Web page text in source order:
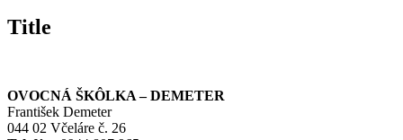
Title
OVOCNÁ ŠKÔLKA – DEMETER
František Demeter
044 02 Včeláre č. 26